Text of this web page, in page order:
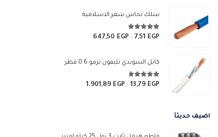
منسلك نحاس شعر الاسلامية
4.83 من 5
7,51 EGP
–
647,50 EGP
من
خلال
كابل السويدي تليفون ترمو 0.6 قطر
4.67 من 5
13,79 EGP
–
1.901,89 EGP
اضيف حديثآ